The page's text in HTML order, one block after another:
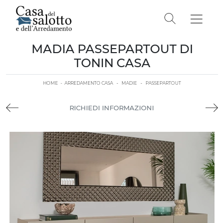
MADIA PASSEPARTOUT DI
TONIN CASA
HOME - ARREDAMENTO CASA - MADIE - PASSEPARTOUT
RICHIEDI INFORMAZIONI